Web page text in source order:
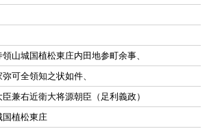
領山城国植松東庄内田地参町余事、
弥可全領知之状如件、
臣兼右近衛大将源朝臣（足利義政）
国植松東庄